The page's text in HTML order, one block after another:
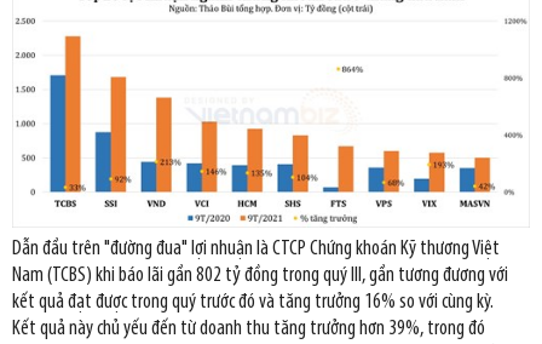
Dẫn đầu trên "đường đua" lợi nhuận là CTCP Chứng khoán Kỹ thương Việt
Nam (TCBS) khi báo lãi gần 802 tỷ đồng trong quý III, gần tương đương với
kết quả đạt được trong quý trước đó và tăng trưởng 16% so với cùng kỳ.
Kết quả này chủ yếu đến từ doanh thu tăng trưởng hơn 39%, trong đó